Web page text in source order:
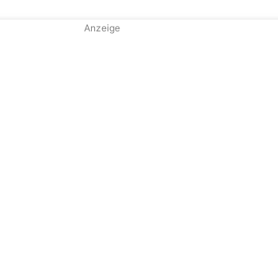
Anzeige